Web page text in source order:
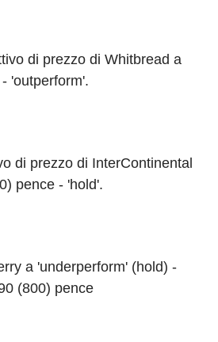
di prezzo di Whitbread a
'outperform'.
di prezzo di InterContinental
pence - 'hold'.
a 'underperform' (hold) -
(800) pence